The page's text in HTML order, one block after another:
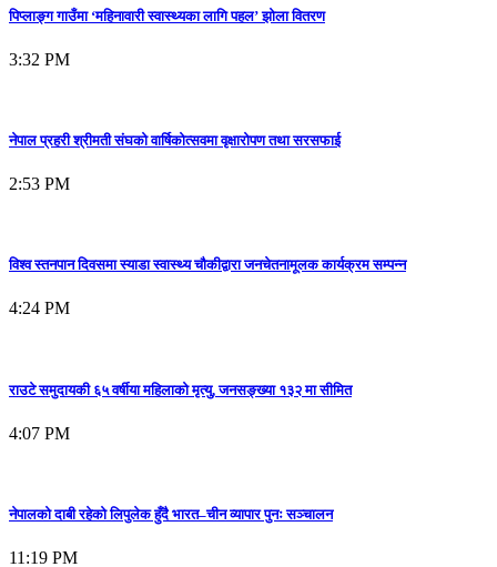
पिप्लाङ्ग गाउँमा ‘महिनावारी स्वास्थ्यका लागि पहल’ झोला वितरण
3:32 PM
नेपाल प्रहरी श्रीमती संघको वार्षिकोत्सवमा वृक्षारोपण तथा सरसफाई
2:53 PM
विश्व स्तनपान दिवसमा स्याडा स्वास्थ्य चौकीद्वारा जनचेतनामूलक कार्यक्रम सम्पन्न
4:24 PM
राउटे समुदायकी ६५ वर्षीया महिलाको मृत्यु, जनसङ्ख्या १३२ मा सीमित
4:07 PM
नेपालको दाबी रहेको लिपुलेक हुँदै भारत–चीन व्यापार पुनः सञ्चालन
11:19 PM